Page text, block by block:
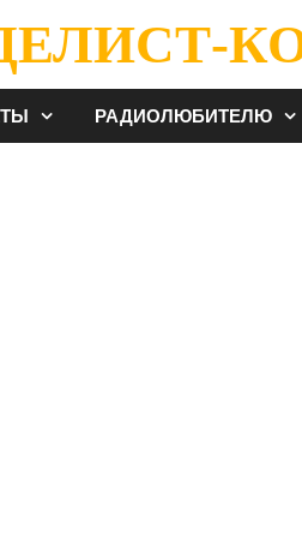
РАДИОЛЮБИТЕЛЮ